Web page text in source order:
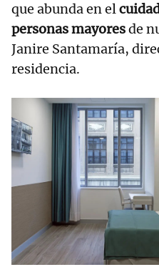
que abunda en el
personas mayoresde
Janire Santamaría,
residencia.